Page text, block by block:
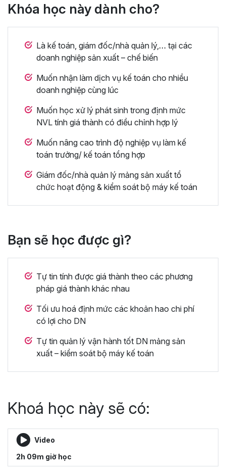
Khóa học này dành cho?
Là kế toán, giám đốc/nhà quản lý,… tại các
doanh nghiệp sản xuất – chế biến
Muốn nhận làm dịch vụ kế toán cho nhiều
doanh nghiệp cùng lúc
Muốn học xử lý phát sinh trong định mức
NVL tính giá thành có điều chỉnh hợp lý
Muốn nâng cao trình độ nghiệp vụ làm kế
toán trưởng/ kế toán tổng hợp
Giám đốc/nhà quản lý mảng sản xuất tổ
chức hoạt động & kiểm soát bộ máy kế toán
Bạn sẽ học được gì?
Tự tin tính được giá thành theo các phương
pháp giá thành khác nhau
Tối ưu hoá định mức các khoản hao chi phí
có lợi cho DN
Tự tin quản lý vận hành tốt DN mảng sản
xuất – kiểm soát bộ máy kế toán
Khoá học này sẽ có:
Video
2h 09m giờ học